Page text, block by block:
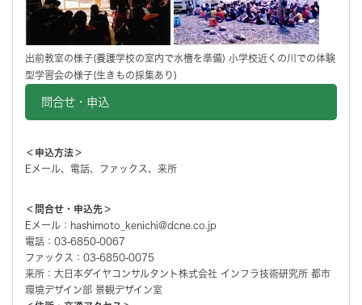
出前教室の様子(養護学校の室内で水槽を準備) 小学校近くの川での体験
型学習会の様子(生きもの採集あり)
問合せ・申込
＜申込方法＞
Eメール、電話、ファックス、来所
＜問合せ・申込先＞
Eメール：hashimoto_kenichi@dcne.co.jp
電話：03-6850-0067
ファックス：03-6850-0075
来所：大日本ダイヤコンサルタント株式会社 インフラ技術研究所 都市
環境デザイン部 景観デザイン室